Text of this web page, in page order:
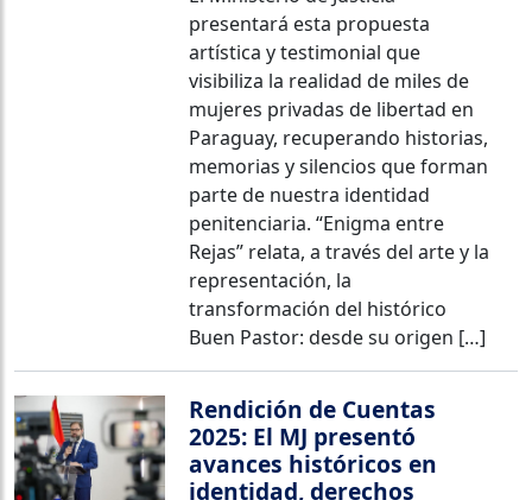
presentará esta propuesta
artística y testimonial que
visibiliza la realidad de miles de
mujeres privadas de libertad en
Paraguay, recuperando historias,
memorias y silencios que forman
parte de nuestra identidad
penitenciaria. “Enigma entre
Rejas” relata, a través del arte y la
representación, la
transformación del histórico
Buen Pastor: desde su origen […]
Rendición de Cuentas
2025: El MJ presentó
avances históricos en
identidad, derechos